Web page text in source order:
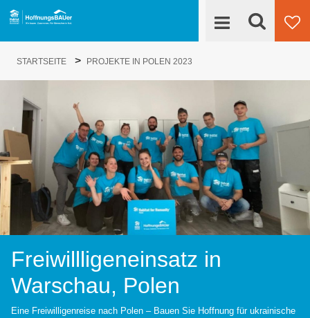
Engagieren
HoffnungsBAUer
Projekte
News
Kontakt
STARTSEITE > PROJEKTE IN POLEN 2023
Freiwillligeneinsatz in
Warschau, Polen
Eine Freiwilligenreise nach Polen – Bauen Sie Hoffnung für ukrainische